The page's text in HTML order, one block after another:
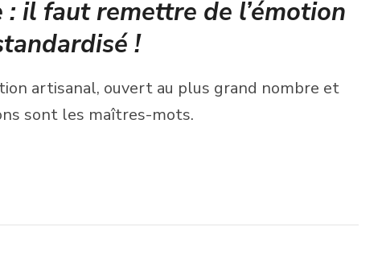
il faut remettre de l’émotion
!
artisanal, ouvert au plus grand nombre et
sont les maîtres-mots.